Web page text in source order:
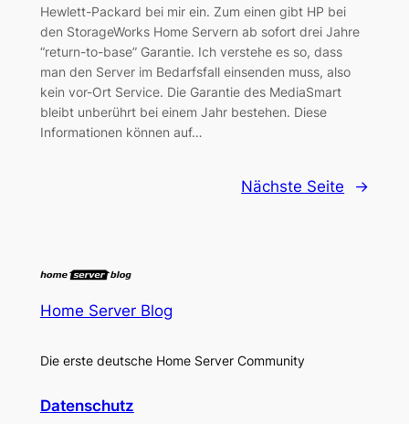
Hewlett-Packard bei mir ein. Zum einen gibt HP bei
den StorageWorks Home Servern ab sofort drei Jahre
“return-to-base” Garantie. Ich verstehe es so, dass
man den Server im Bedarfsfall einsenden muss, also
kein vor-Ort Service. Die Garantie des MediaSmart
bleibt unberührt bei einem Jahr bestehen. Diese
Informationen können auf…
Nächste Seite →
Home Server Blog
Die erste deutsche Home Server Community
Datenschutz